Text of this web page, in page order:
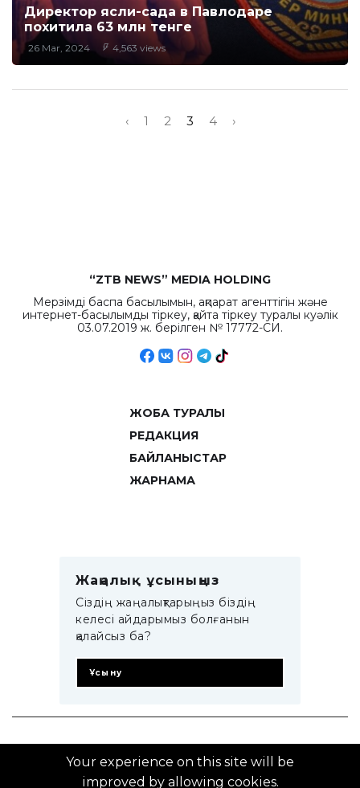
Директор ясли-сада в Павлодаре
похитила 63 млн тенге
26 Mar, 2024 4,563 views
‹ 1 2 3 4 ›
“ZTB NEWS” MEDIA HOLDING
Мерзімді баспа басылымын, ақпарат агенттігін және
интернет-басылымды тіркеу, қайта тіркеу туралы куәлік
03.07.2019 ж. берілген № 17772-СИ.
ЖОБА ТУРАЛЫ
РЕДАКЦИЯ
БАЙЛАНЫСТАР
ЖАРНАМА
Жаңалық ұсыныңыз
Сіздің жаңалықтарыңыз біздің
келесі айдарымыз болғанын
қалайсыз ба?
Ұсыну
© 2014–2025 ZTB.KZ
Your experience on this site will be
improved by allowing cookies.